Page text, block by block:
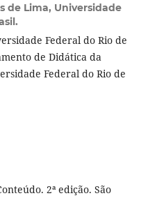
de Lima, Universidade
Federal do Rio de
de Didática da
Federal do Rio de
2ª edição. São